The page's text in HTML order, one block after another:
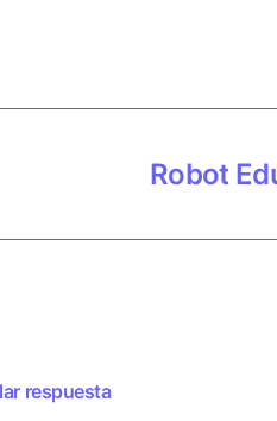
Robot
respuesta